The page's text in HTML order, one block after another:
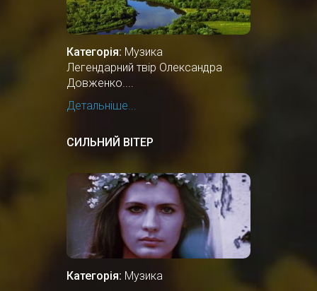
Категорія: Музика
Легендарний твір Олександра
Довженко....
Детальніше...
СИЛЬНИЙ ВІТЕР
Категорія: Музика